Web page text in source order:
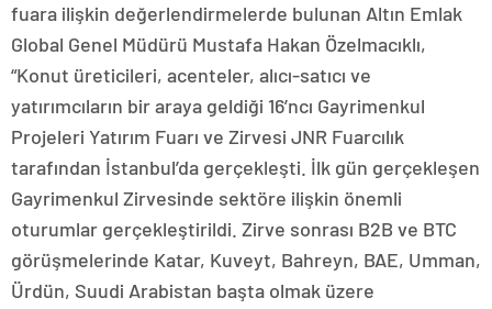
fuara ilişkin değerlendirmelerde bulunan Altın Emlak
Global Genel Müdürü Mustafa Hakan Özelmacıklı,
“Konut üreticileri, acenteler, alıcı-satıcı ve
yatırımcıların bir araya geldiği 16’ncı Gayrimenkul
Projeleri Yatırım Fuarı ve Zirvesi JNR Fuarcılık
tarafından İstanbul’da gerçekleşti. İlk gün gerçekleşen
Gayrimenkul Zirvesinde sektöre ilişkin önemli
oturumlar gerçekleştirildi. Zirve sonrası B2B ve BTC
görüşmelerinde Katar, Kuveyt, Bahreyn, BAE, Umman,
Ürdün, Suudi Arabistan başta olmak üzere